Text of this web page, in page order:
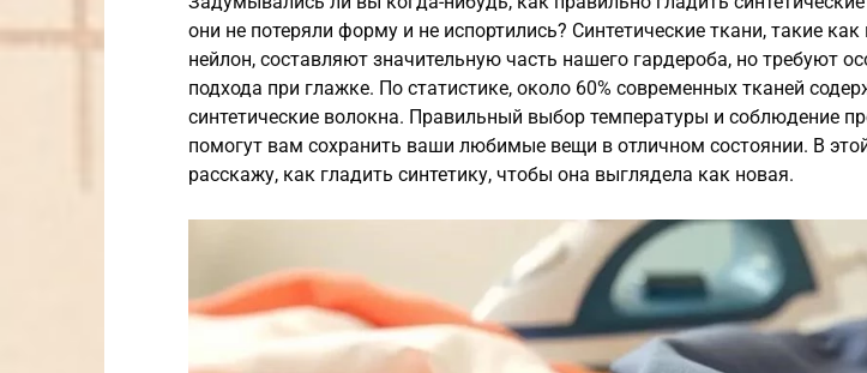
они не потеряли форму и не испортились? Синтетические ткани, такие как
нейлон, составляют значительную часть нашего гардероба, но требуют
подхода при глажке. По статистике, около 60% современных тканей
синтетические волокна. Правильный выбор температуры и соблюдение
помогут вам сохранить ваши любимые вещи в отличном состоянии. В
расскажу, как гладить синтетику, чтобы она выглядела как новая.